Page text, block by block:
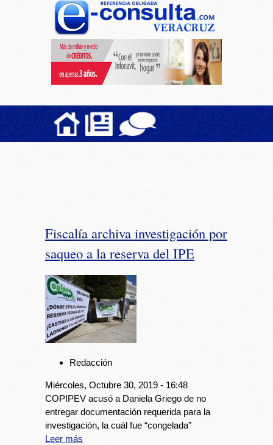
Fiscalía archiva investigación por
saqueo a la reserva del IPE
Redacción
Miércoles, Octubre 30, 2019 - 16:48
COPIPEV acusó a Daniela Griego de no
entregar documentación requerida para la
investigación, la cuál fue “congelada”
Leer más